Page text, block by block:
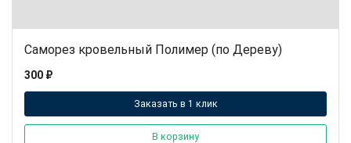
Саморез кровельный Полимер (по Дереву)
300 ₽
Заказать в 1 клик
В корзину